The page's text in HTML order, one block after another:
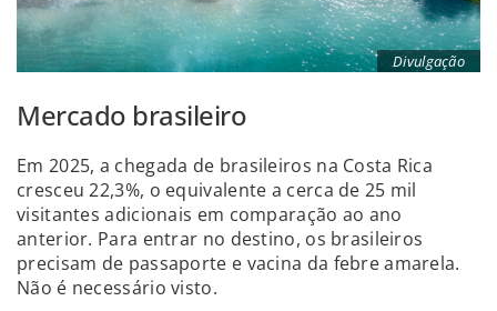
Divulgação
Mercado brasileiro
Em 2025, a chegada de brasileiros na Costa Rica
cresceu 22,3%, o equivalente a cerca de 25 mil
visitantes adicionais em comparação ao ano
anterior. Para entrar no destino, os brasileiros
precisam de passaporte e vacina da febre amarela.
Não é necessário visto.